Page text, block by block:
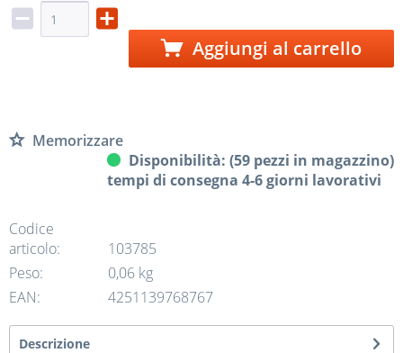
Aggiungi al carrello
Memorizzare
Disponibilità: (59 pezzi in magazzino)
tempi di consegna 4-6 giorni lavorativi
Codice
articolo:
103785
Peso:
0,06 kg
EAN:
4251139768767
Descrizione